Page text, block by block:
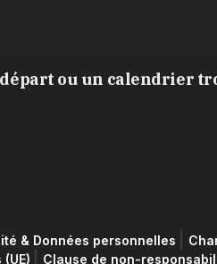
départ ou un calendrier
& Données personnelles
Clause de non-